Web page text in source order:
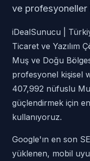
ve profesyoneller
iDealSunucu |
Ticaret ve Yazılım
Muş ve Doğu
profesyonel kişisel
407,992 nüfuslu
güçlendirmek için
kullanıyoruz.
Google'ın en son
yüklenen, mobil